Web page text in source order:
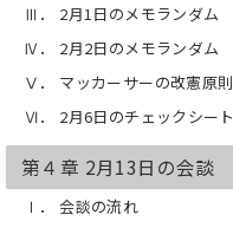
Ⅲ． 2月1日のメモランダム
Ⅳ． 2月2日のメモランダム
Ⅴ． マッカーサーの改憲原則
Ⅵ． 2月6日のチェックシート
第４章 2月13日の会談
Ⅰ． 会談の流れ